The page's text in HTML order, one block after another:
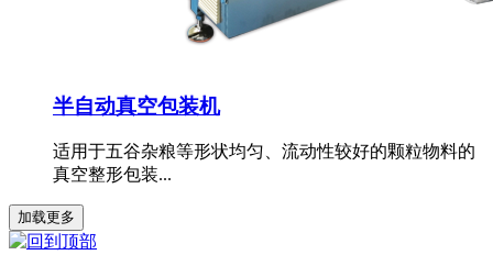
半自动真空包装机
适用于五谷杂粮等形状均匀、流动性较好的颗粒物料的
真空整形包装...
加载更多